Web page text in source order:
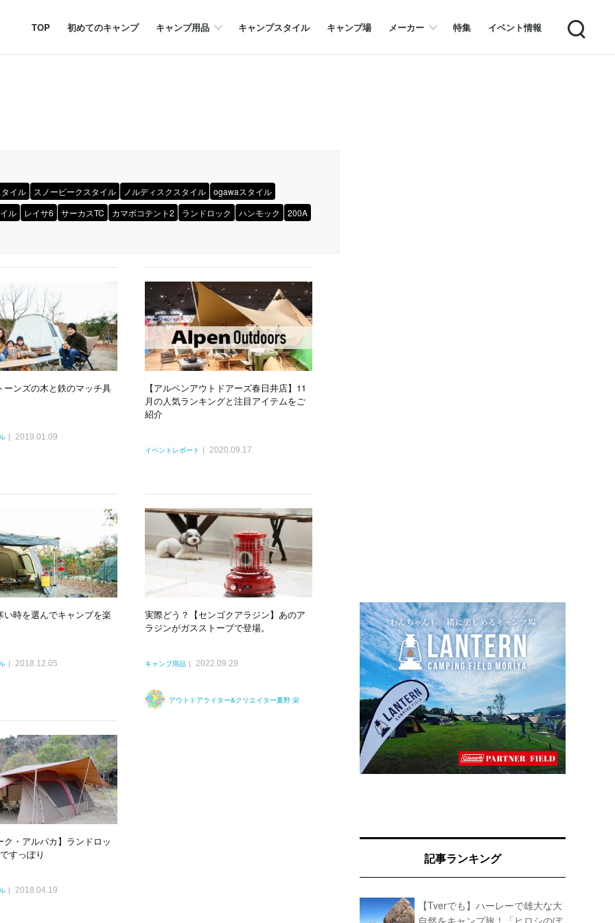
TOP 初めてのキャンプ キャンプ用品 キャンプスタイル キャンプ場 メーカー 特集 イベント情報 Search
イル スノーピークスタイル ノルディスクスタイル
ogawaスタイル
ル
レイサ6 サーカスTC カマボコテント2 ランドロック ハンモック 200A
ーンズの木と鉄のマッチ具
2019.01.09
【アルペンアウトドアーズ春日井店】11
月の人気ランキングと注目アイテムをご
紹介
イベントレポート 2020.09.17
い時を選んでキャンプを楽
2018.12.05
実際どう？【センゴクアラジン】あのア
ラジンがガスストーブで登場。
キャンプ用品 2022.09.29
アウトドアライター&クリエイター夏野 栄
ク・アルパカ】ランドロッ
すっぽり
2018.04.19
記事ランキング
【Tverでも】ハーレーで雄大な大